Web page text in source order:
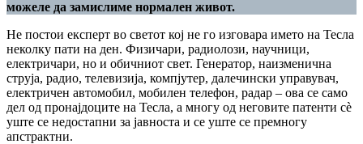
можеле да замислиме нормален живот.
Не постои експерт во светот кој не го изговара името на Тесла
неколку пати на ден. Физичари, радиолози, научници,
електричари, но и обичниот свет. Генератор, наизменична
струја, радио, телевизија, компјутер, далечински управувач,
електричен автомобил, мобилен телефон, радар – ова се само
дел од пронајдоците на Тесла, а многу од неговите патенти сè
уште се недостапни за јавноста и се уште се премногу
апстрактни.